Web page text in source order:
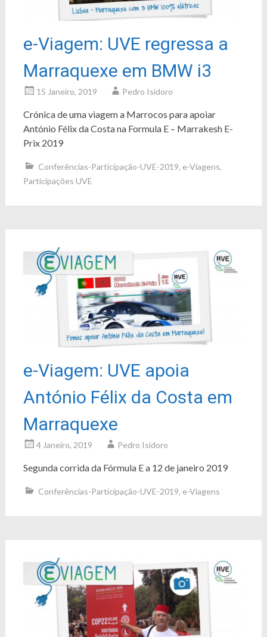
e-Viagem: UVE regressa a
Marraquexe em BMW i3
15 Janeiro, 2019 Pedro Isidoro
Crónica de uma viagem a Marrocos para apoiar
António Félix da Costa na Formula E – Marrakesh E-
Prix 2019
Conferências-Participação-UVE-2019, e-Viagens,
Participações UVE
e-Viagem: UVE apoia
António Félix da Costa em
Marraquexe
4 Janeiro, 2019 Pedro Isidoro
Segunda corrida da Fórmula E a 12 de janeiro 2019
Conferências-Participação-UVE-2019, e-Viagens